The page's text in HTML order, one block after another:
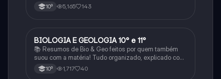
10º 5,165 143
Biologia
BIOLOGIA E GEOLOGIA 10° e 11°
📚 Resumos de Bio & Geo feitos por quem também
suou com a matéria! Tudo organizado, explicado com
clareza e cheio de esquemas que ajudam mesmo a
perceber. Para estudar sem stress e com mais
10º 1,717 40